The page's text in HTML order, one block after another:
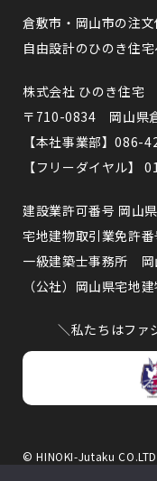
倉敷市・岡山市の注文
自由設計のひのき住宅
株式会社 ひのき住宅
〒710-0834 岡山県
【本社事業部】086-
【フリーダイヤル】
建設業許可番号 岡山
宅地建物取引業免許
一級建築士事務所 岡
（公社）岡山県宅地
＼私たちはファ
© HINOKI-Jutaku